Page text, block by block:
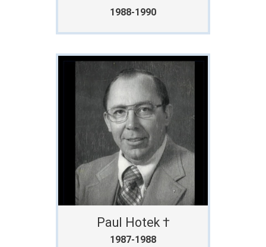
1988-1990
Paul Hotek †
1987-1988